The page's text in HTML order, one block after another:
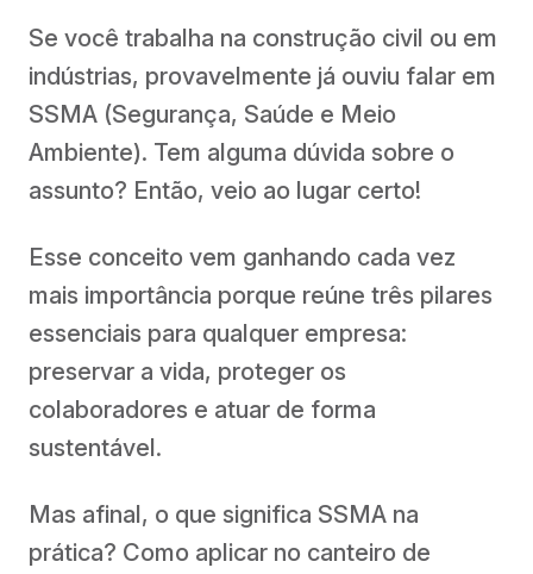
Se você trabalha na construção civil ou em
indústrias, provavelmente já ouviu falar em
SSMA (Segurança, Saúde e Meio
Ambiente). Tem alguma dúvida sobre o
assunto? Então, veio ao lugar certo!
Esse conceito vem ganhando cada vez
mais importância porque reúne três pilares
essenciais para qualquer empresa:
preservar a vida, proteger os
colaboradores e atuar de forma
sustentável.
Mas afinal, o que significa SSMA na
prática? Como aplicar no canteiro de